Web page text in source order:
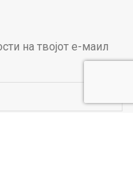
на твојот е-маил